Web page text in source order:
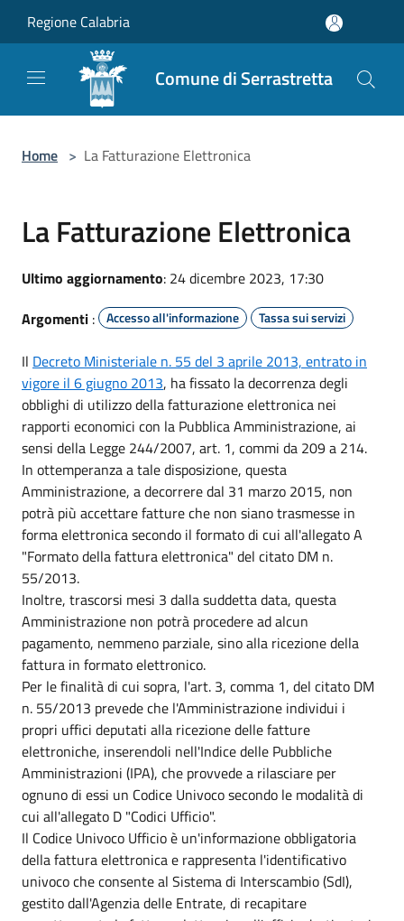
Regione Calabria
Comune di Serrastretta
Home > La Fatturazione Elettronica
La Fatturazione Elettronica
Ultimo aggiornamento: 24 dicembre 2023, 17:30
Argomenti : Accesso all'informazione Tassa sui servizi
Il Decreto Ministeriale n. 55 del 3 aprile 2013, entrato in
vigore il 6 giugno 2013, ha fissato la decorrenza degli
obblighi di utilizzo della fatturazione elettronica nei
rapporti economici con la Pubblica Amministrazione, ai
sensi della Legge 244/2007, art. 1, commi da 209 a 214.
In ottemperanza a tale disposizione, questa
Amministrazione, a decorrere dal 31 marzo 2015, non
potrà più accettare fatture che non siano trasmesse in
forma elettronica secondo il formato di cui all'allegato A
"Formato della fattura elettronica" del citato DM n.
55/2013.
Inoltre, trascorsi mesi 3 dalla suddetta data, questa
Amministrazione non potrà procedere ad alcun
pagamento, nemmeno parziale, sino alla ricezione della
fattura in formato elettronico.
Per le finalità di cui sopra, l'art. 3, comma 1, del citato DM
n. 55/2013 prevede che l'Amministrazione individui i
propri uffici deputati alla ricezione delle fatture
elettroniche, inserendoli nell'Indice delle Pubbliche
Amministrazioni (IPA), che provvede a rilasciare per
ognuno di essi un Codice Univoco secondo le modalità di
cui all'allegato D "Codici Ufficio".
Il Codice Univoco Ufficio è un'informazione obbligatoria
della fattura elettronica e rappresenta l'identificativo
univoco che consente al Sistema di Interscambio (SdI),
gestito dall'Agenzia delle Entrate, di recapitare